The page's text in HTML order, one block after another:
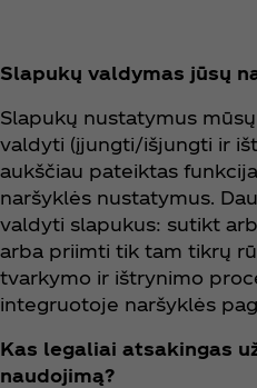
Slapukų valdymas jūsų
Slapukų nustatymus
valdyti (įjungti/išjungti ir
aukščiau pateiktas
naršyklės nustatymus.
valdyti slapukus: sutikt
arba priimti tik tam tikrų
tvarkymo ir ištrynimo
integruotoje naršyklės
Kas legaliai atsakingas
naudojimą?